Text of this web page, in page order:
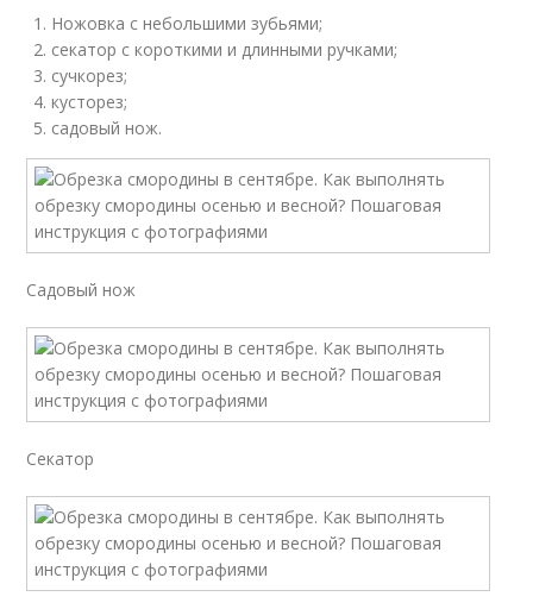
Ножовка с небольшими зубьями;
секатор с короткими и длинными ручками;
сучкорез;
кусторез;
садовый нож.
Садовый нож
Секатор